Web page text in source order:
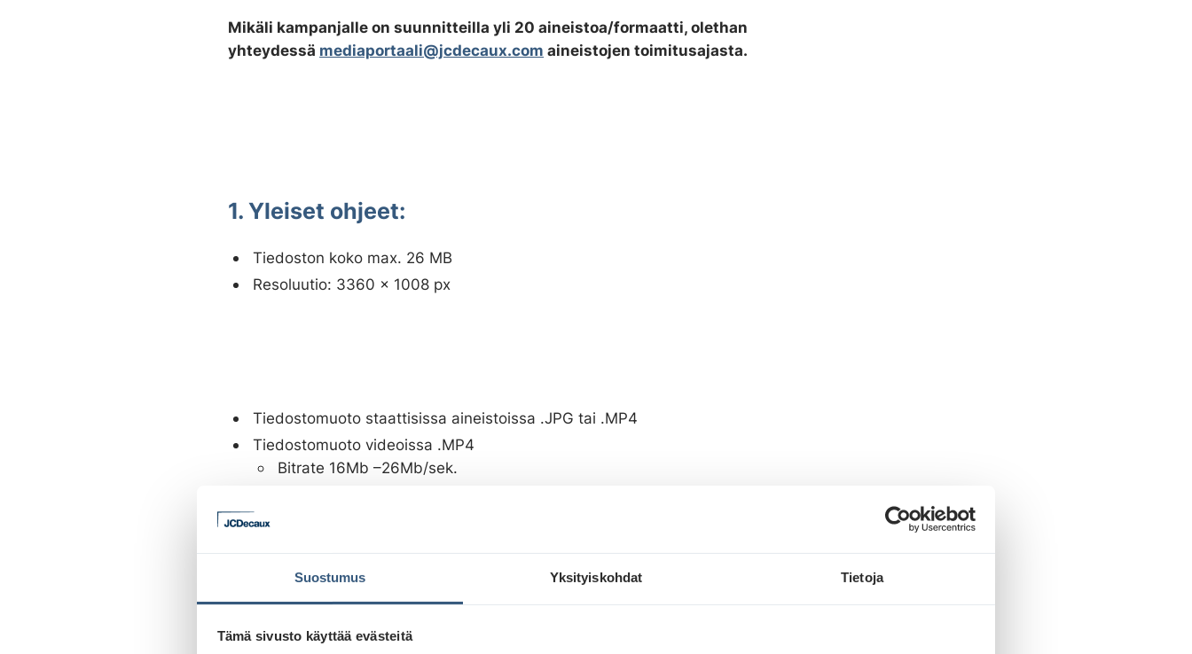
Suostumus Yksityiskohdat Tietoja
Tämä sivusto käyttää evästeitä
Mikäli kampanjalle on suunnitteilla yli 20 aineistoa/formaatti, olethan
yhteydessä mediaportaali@jcdecaux.com aineistojen toimitusajasta.
1. Yleiset ohjeet:
Tiedoston koko max. 26 MB
Resoluutio: 3360 x 1008 px
Tiedostomuoto staattisissa aineistoissa .JPG tai .MP4
Tiedostomuoto videoissa .MP4
Bitrate 16Mb –26Mb/sek.
useammin loopissa, pidempi aineisto harvemmin. Aineiston pituudesta huolimatta kampanjat
TIEDOSTON NIMEÄMINEN: